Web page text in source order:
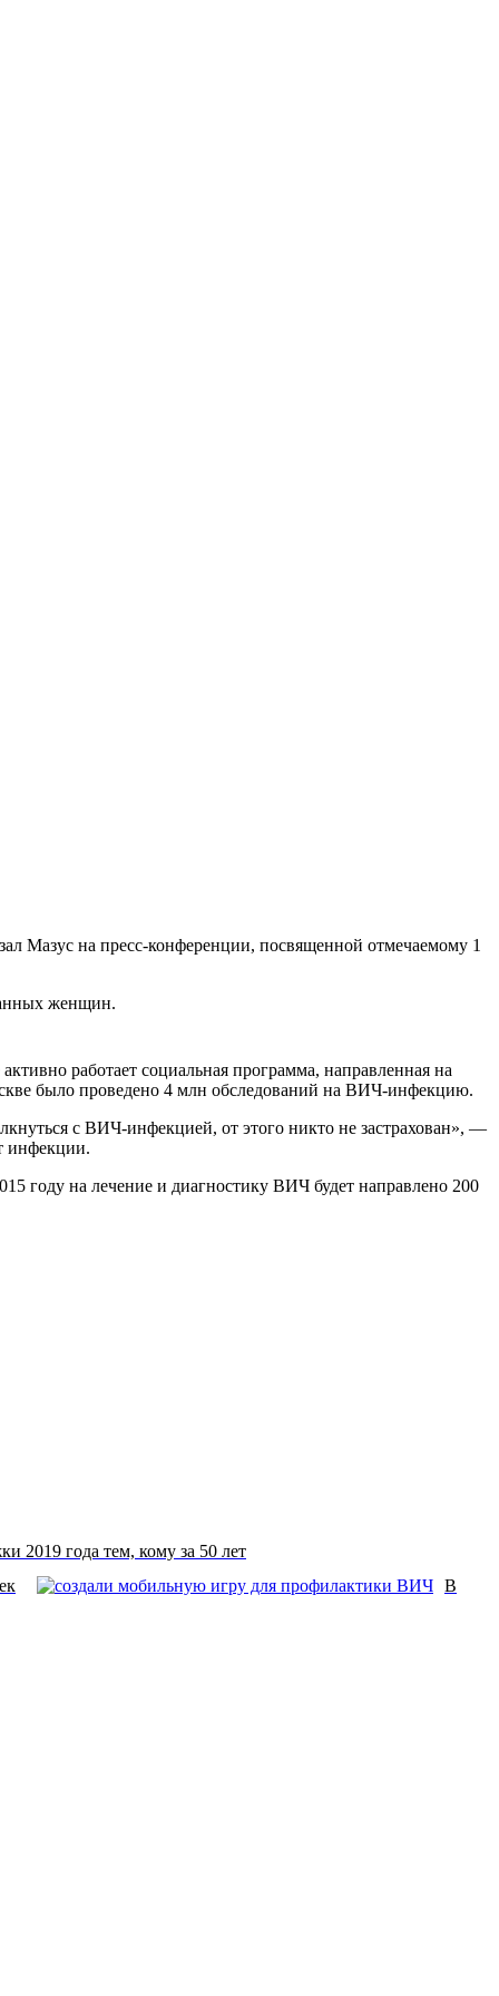
Мазус на пресс-конференции, посвященной отмечаемому 1
женщин.
работает социальная программа, направленная на
было проведено 4 млн обследований на ВИЧ-инфекцию.
с ВИЧ-инфекцией, от этого никто не застрахован», —
инфекции.
году на лечение и диагностику ВИЧ будет направлено 200
2019 года тем, кому за 50 лет
В